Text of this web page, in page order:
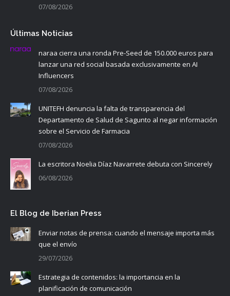
07/08/2026
Últimas Noticias
naraa cierra una ronda Pre-Seed de 150.000 euros para
lanzar una red social basada exclusivamente en AI
Influencers
07/08/2026
UNITEFH denuncia la falta de transparencia del
Departamento de Salud de Sagunto al negar información
sobre el Servicio de Farmacia
07/08/2026
La escritora Noelia Díaz Navarrete debuta con Sincerely
06/08/2026
El Blog de Iberian Press
Enviar notas de prensa: cuando el mensaje importa más
que el envío
29/07/2026
Estrategia de contenidos: la importancia en la
planificación de comunicación